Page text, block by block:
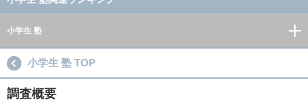
小学生 塾
小学生 塾 TOP
調査概要